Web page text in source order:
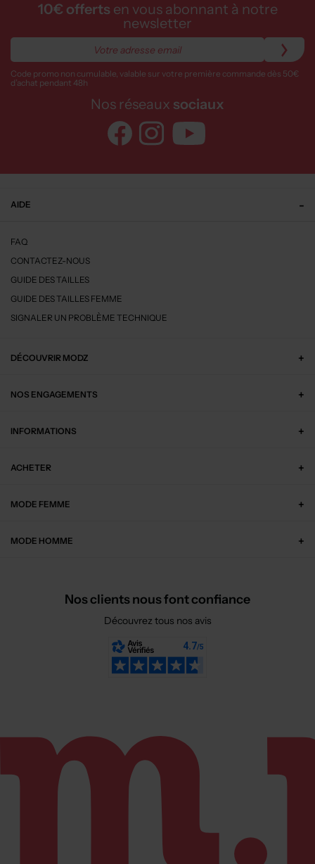
10€ offerts en vous abonnant à notre
newsletter
Code promo non cumulable, valable sur votre première commande dès 50€
d’achat pendant 48h
Nos réseaux sociaux
AIDE
FAQ
CONTACTEZ-NOUS
GUIDE DES TAILLES
GUIDE DES TAILLES FEMME
SIGNALER UN PROBLÈME TECHNIQUE
DÉCOUVRIR MODZ
NOS ENGAGEMENTS
INFORMATIONS
ACHETER
MODE FEMME
MODE HOMME
Nos clients nous font confiance
Découvrez tous nos avis